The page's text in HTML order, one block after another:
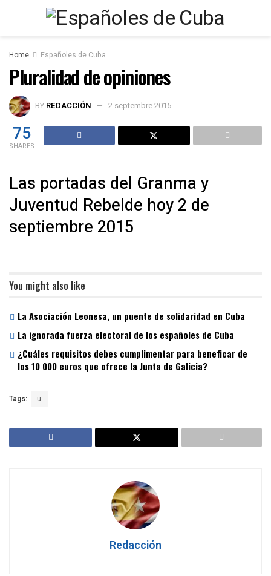
Home Españoles de Cuba
Pluralidad de opiniones
BY REDACCIÓN 2 septembre 2015
75
SHARES
Las portadas del Granma y
Juventud Rebelde hoy 2 de
septiembre 2015
You might also like
La Asociación Leonesa, un puente de solidaridad en Cuba
La ignorada fuerza electoral de los españoles de Cuba
¿Cuáles requisitos debes cumplimentar para beneficar de
los 10 000 euros que ofrece la Junta de Galicia?
Tags: u
Redacción